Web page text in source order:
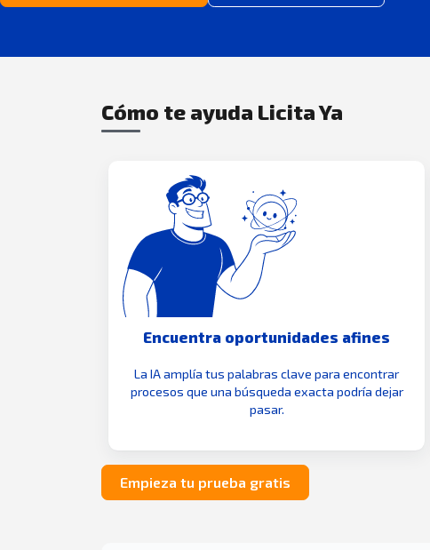
Cómo te ayuda Licita Ya
Encuentra oportunidades afines
La IA amplía tus palabras clave para encontrar
procesos que una búsqueda exacta podría dejar
pasar.
Empieza tu prueba gratis